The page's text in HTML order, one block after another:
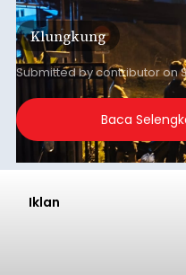
kini menimpa seorang
Sumba Barat Daya (SBD),
(NTT).
Klungkung
Submitted bycontributoron
Baca
Iklan